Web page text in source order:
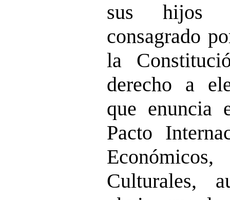
sus hijos
consagrado
la
derecho a
que enuncia
Pacto
Culturales,